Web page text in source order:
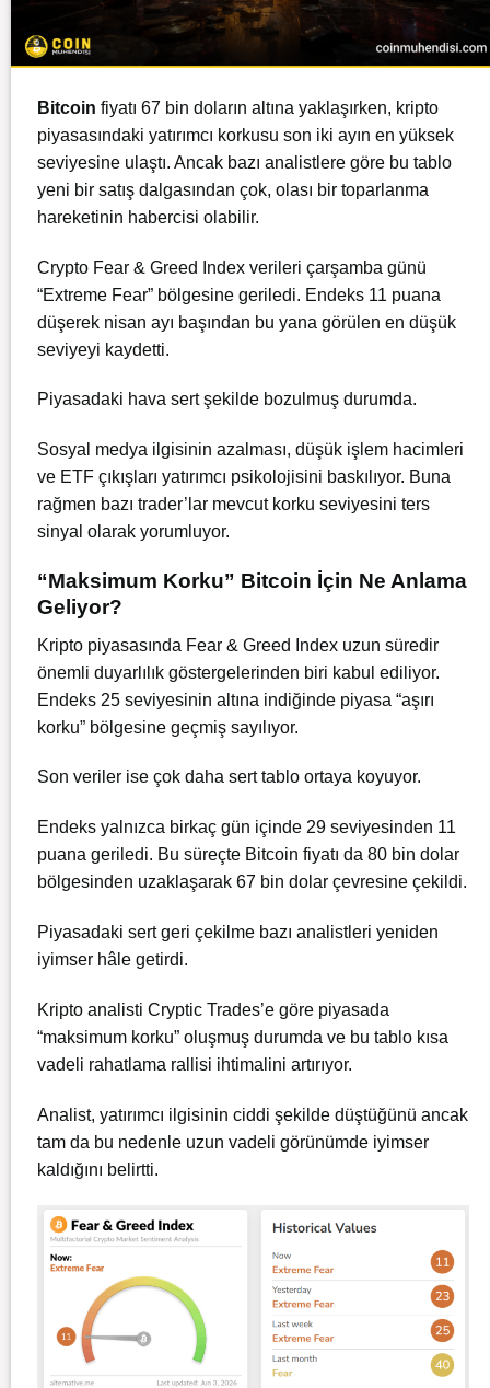
Bitcoin fiyatı 67 bin doların altına yaklaşırken, kripto
piyasasındaki yatırımcı korkusu son iki ayın en yüksek
seviyesine ulaştı. Ancak bazı analistlere göre bu tablo
yeni bir satış dalgasından çok, olası bir toparlanma
hareketinin habercisi olabilir.
Crypto Fear & Greed Index verileri çarşamba günü
“Extreme Fear” bölgesine geriledi. Endeks 11 puana
düşerek nisan ayı başından bu yana görülen en düşük
seviyeyi kaydetti.
Piyasadaki hava sert şekilde bozulmuş durumda.
Sosyal medya ilgisinin azalması, düşük işlem hacimleri
ve ETF çıkışları yatırımcı psikolojisini baskılıyor. Buna
rağmen bazı trader’lar mevcut korku seviyesini ters
sinyal olarak yorumluyor.
“Maksimum Korku” Bitcoin İçin Ne Anlama
Geliyor?
Kripto piyasasında Fear & Greed Index uzun süredir
önemli duyarlılık göstergelerinden biri kabul ediliyor.
Endeks 25 seviyesinin altına indiğinde piyasa “aşırı
korku” bölgesine geçmiş sayılıyor.
Son veriler ise çok daha sert tablo ortaya koyuyor.
Endeks yalnızca birkaç gün içinde 29 seviyesinden 11
puana geriledi. Bu süreçte Bitcoin fiyatı da 80 bin dolar
bölgesinden uzaklaşarak 67 bin dolar çevresine çekildi.
Piyasadaki sert geri çekilme bazı analistleri yeniden
iyimser hâle getirdi.
Kripto analisti Cryptic Trades’e göre piyasada
“maksimum korku” oluşmuş durumda ve bu tablo kısa
vadeli rahatlama rallisi ihtimalini artırıyor.
Analist, yatırımcı ilgisinin ciddi şekilde düştüğünü ancak
tam da bu nedenle uzun vadeli görünümde iyimser
kaldığını belirtti.